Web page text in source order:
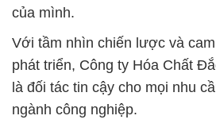
của mình.
Với tầm nhìn chiến lược và
phát triển, Công ty Hóa Chất
là đối tác tin cậy cho mọi nhu
ngành công nghiệp.